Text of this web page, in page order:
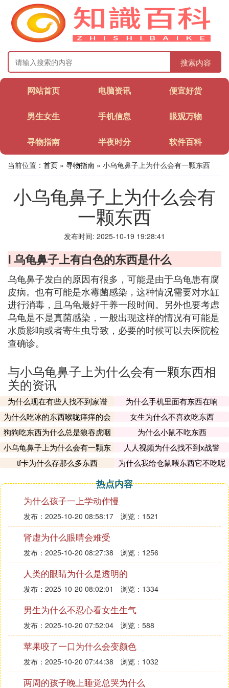
搜索内容
网站首页 电脑资讯 便宜好货
男生女生 手机信息 眼观万物
寻物指南 半夜时分 软件百科
当前位置： 首页 » 寻物指南 » 小乌龟鼻子上为什么会有一颗东西
小乌龟鼻子上为什么会有
一颗东西
发布时间: 2025-10-19 19:28:41
Ⅰ 乌龟鼻子上有白色的东西是什么
乌龟鼻子发白的原因有很多，可能是由于乌龟患有腐
皮病。也有可能是水霉菌感染，这种情况需要对水缸
进行消毒，且乌龟最好干养一段时间。另外也要考虑
乌龟是不是真菌感染，一般出现这样的情况有可能是
水质影响或者寄生虫导致，必要的时候可以去医院检
查确诊。
与小乌龟鼻子上为什么会有一颗东西相
关的资讯
为什么现在有些人找不到家谱
为什么手机里面有东西在响
为什么吃冰的东西喉咙痒痒的会
咳
女生为什么不喜欢吃东西
狗狗吃东西为什么总是狼吞虎咽
的
为什么小鼠不吃东西
小乌龟鼻子上为什么会有一颗东
西
人人视频为什么找不到x战警
tf卡为什么存那么多东西
为什么我给仓鼠喂东西它不吃呢
热点内容
为什么孩子一上学动作慢
发布：2025-10-20 08:58:17 浏览：1521
肾虚为什么眼睛会难受
发布：2025-10-20 08:27:38 浏览：1256
人类的眼睛为什么是透明的
发布：2025-10-20 08:02:01 浏览：1334
男生为什么不忍心看女生生气
发布：2025-10-20 07:52:04 浏览：588
苹果咬了一口为什么会变颜色
发布：2025-10-20 07:44:38 浏览：1032
两周的孩子晚上睡觉总哭为什么